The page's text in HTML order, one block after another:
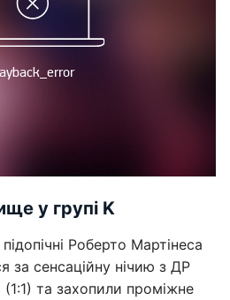
у групі K
Роберто Мартінеса
за сенсаційну нічию з ДР
та захопили проміжне